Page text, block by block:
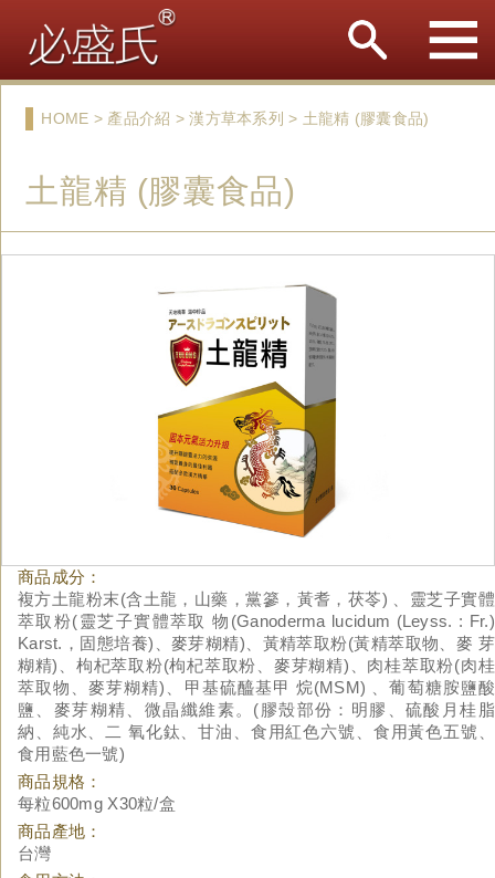
HOME > 產品介紹 > 漢方草本系列 > 土龍精 (膠囊食品)
土龍精 (膠囊食品)
商品成分：
複方土龍粉末(含土龍，山藥，黨篸，黃耆，茯苓) 、靈芝子實體
萃取粉(靈芝子實體萃取 物(Ganoderma lucidum (Leyss. : Fr.)
Karst.，固態培養)、麥芽糊精)、黃精萃取粉(黃精萃取物、麥 芽
糊精)、枸杞萃取粉(枸杞萃取粉、麥芽糊精)、肉桂萃取粉(肉桂
萃取物、麥芽糊精)、甲基硫醯基甲 烷(MSM) 、葡萄糖胺鹽酸
鹽、麥芽糊精、微晶纖維素。(膠殼部份：明膠、硫酸月桂脂
納、純水、二 氧化鈦、甘油、食用紅色六號、食用黃色五號、
食用藍色一號)
商品規格：
每粒600mg X30粒/盒
商品產地：
台灣